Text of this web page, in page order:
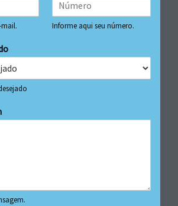
Informe aqui seu número.